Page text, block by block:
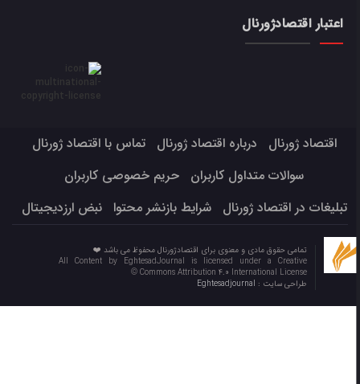
اعتبار اقتصادژورنال
اقتصاد ژورنال درباره اقتصاد ژورنال
تماس با اقتصاد ژورنال
سوالات متداول کاربران
حریم خصوصی کاربران
تبلیغات در اقتصاد ژورنال
شرایط بازنشر محتوا نبض ارزدیجیتال
تمامی حقوق مادی و معنوی برای اقتصادژورنال محفوظ می باشد ❤️
All Content by EghtesadJournal is licensed under a Creative
Commons Attribution 4.0 International License ©️
طراحی سایت :